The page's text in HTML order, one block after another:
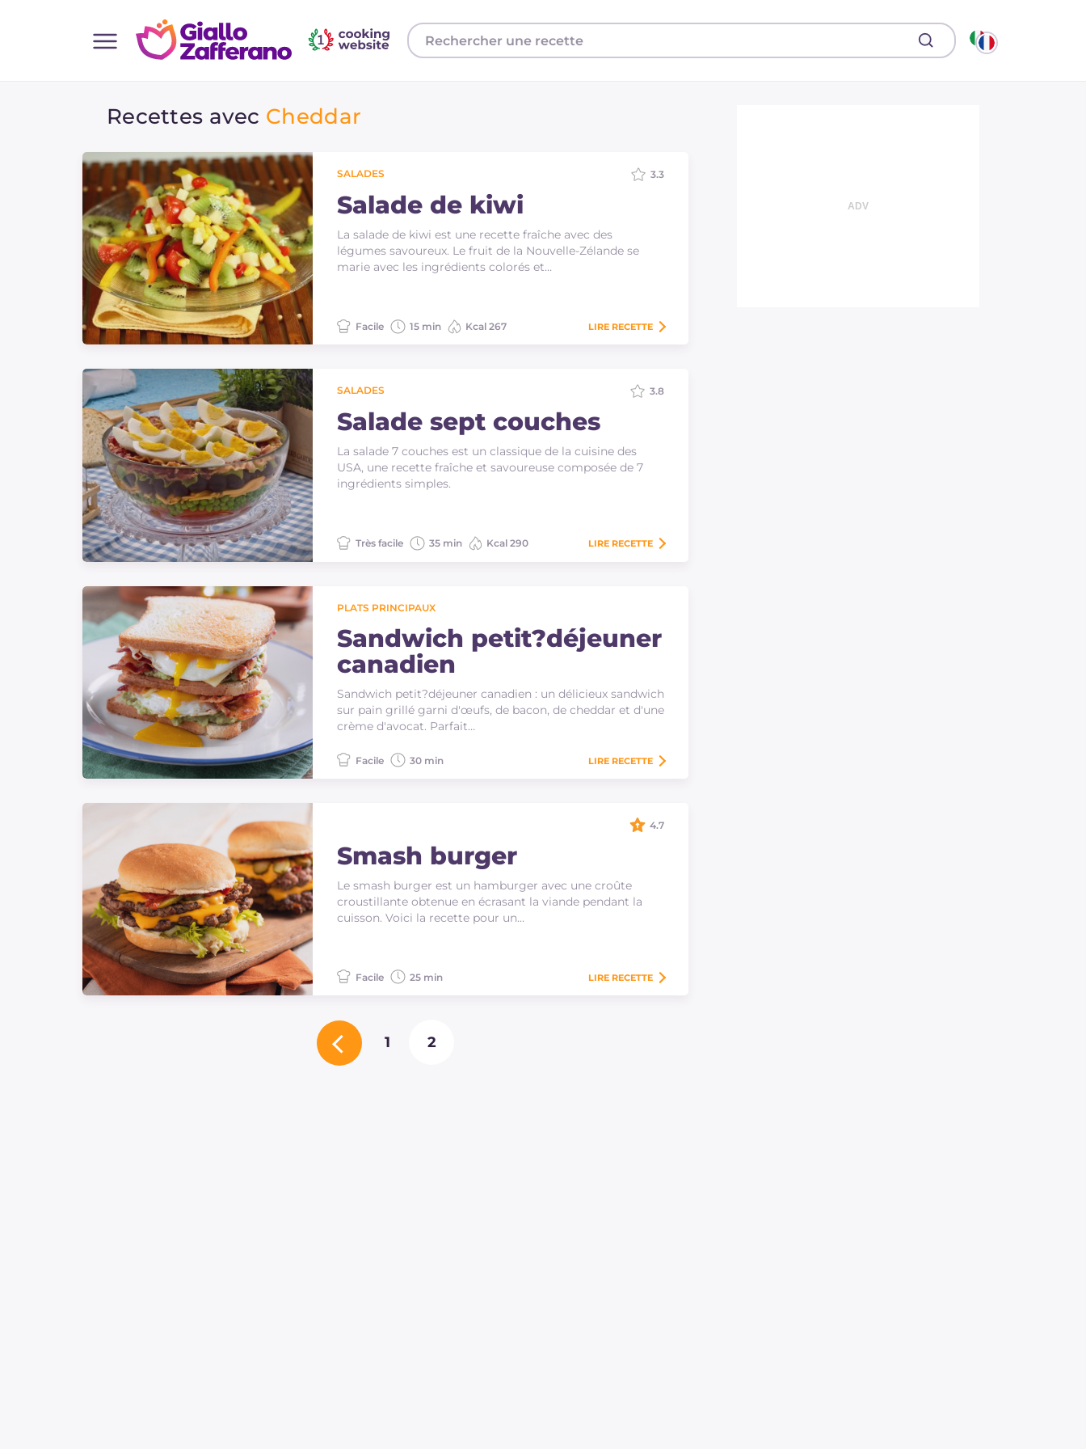
Toutes les recettes
Plats principaux
Boissons et rafraîchissements
Accompagnement
Pizzas et focaccia
Gateaux et patisserie
Dernieres recettes
IT Website
Instagram
YouTube
Recettes avec Cheddar
SALADES
Salade de kiwi
La salade de kiwi est une recette fraîche avec des
légumes savoureux. Le fruit de la Nouvelle-Zélande se
marie avec les ingrédients colorés et…
3.3
Facile 15 min Kcal 267 LIRE RECETTE
SALADES
Salade sept couches
La salade 7 couches est un classique de la cuisine des
USA, une recette fraîche et savoureuse composée de 7
ingrédients simples.
3.8
Très facile 35 min Kcal 290 LIRE RECETTE
PLATS PRINCIPAUX
Sandwich petit?déjeuner
canadien
Sandwich petit?déjeuner canadien : un délicieux sandwich
sur pain grillé garni d'œufs, de bacon, de cheddar et d'une
crème d'avocat. Parfait…
Facile 30 min LIRE RECETTE
Smash burger
Le smash burger est un hamburger avec une croûte
croustillante obtenue en écrasant la viande pendant la
cuisson. Voici la recette pour un…
4.7
Facile 25 min LIRE RECETTE
1 2